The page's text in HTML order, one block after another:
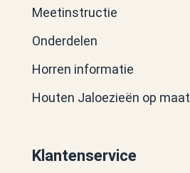
Meetinstructie
Onderdelen
Horren informatie
Houten Jaloezieën op maat
Klantenservice